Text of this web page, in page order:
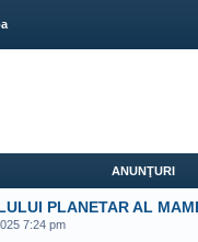
ANUNŢURI
PLANETAR AL
7:24 pm